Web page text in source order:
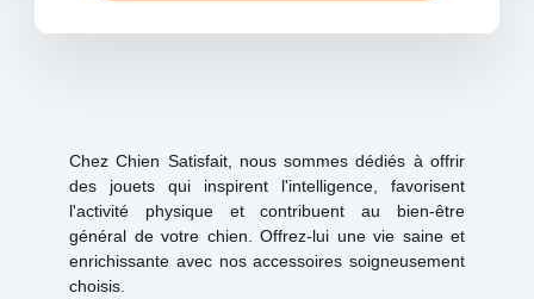
Chez Chien Satisfait, nous sommes dédiés à offrir
des jouets qui inspirent l'intelligence, favorisent
l'activité physique et contribuent au bien-être
général de votre chien. Offrez-lui une vie saine et
enrichissante avec nos accessoires soigneusement
choisis.